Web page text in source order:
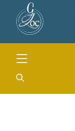
content
Menu